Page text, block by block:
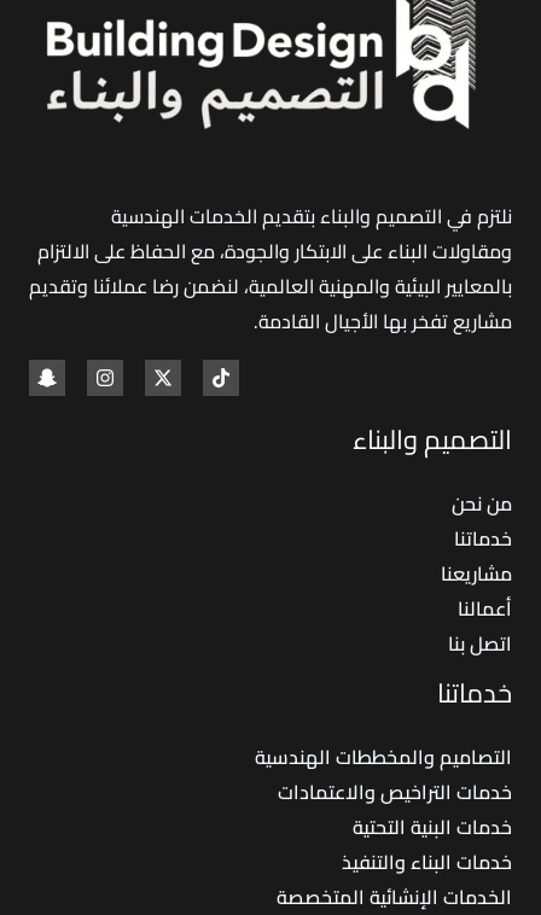
الصناعية
بخبرة
18
عاماً
نلتزم في التصميم والبناء بتقديم الخدمات الهندسية
ومقاولات البناء على الابتكار والجودة، مع الحفاظ على الالتزام
بالمعايير البيئية والمهنية العالمية، لنضمن رضا عملائنا وتقديم
مشاريع تفخر بها الأجيال القادمة.
التصميم والبناء
من نحن
خدماتنا
مشاريعنا
أعمالنا
اتصل بنا
خدماتنا
التصاميم والمخططات الهندسية
خدمات التراخيص والاعتمادات
خدمات البنية التحتية
خدمات البناء والتنفيذ
الخدمات الإنشائية المتخصصة